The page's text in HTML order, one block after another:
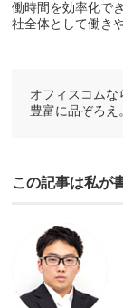
働時間を効率化で
社全体として働き
オフィスコムな
豊富に品ぞろえ
この記事は私が